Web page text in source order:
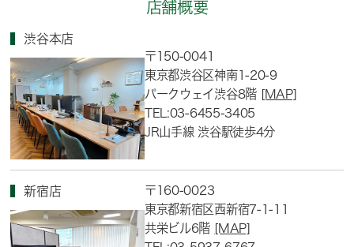
店舗概要
渋谷本店
〒150-0041
東京都渋谷区神南1-20-9
パークウェイ渋谷8階 [MAP]
TEL:03-6455-3405
JR山手線 渋谷駅徒歩4分
新宿店
〒160-0023
東京都新宿区西新宿7-1-11
共栄ビル6階 [MAP]